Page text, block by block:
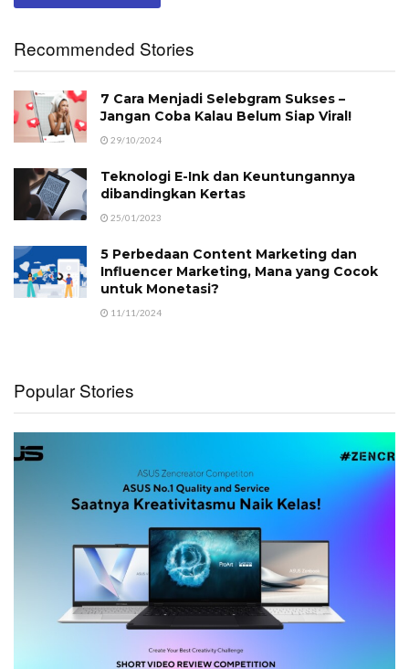
Recommended Stories
7 Cara Menjadi Selebgram Sukses –
Jangan Coba Kalau Belum Siap Viral!
29/10/2024
Teknologi E-Ink dan Keuntungannya
dibandingkan Kertas
25/01/2023
5 Perbedaan Content Marketing dan
Influencer Marketing, Mana yang Cocok
untuk Monetasi?
11/11/2024
Popular Stories